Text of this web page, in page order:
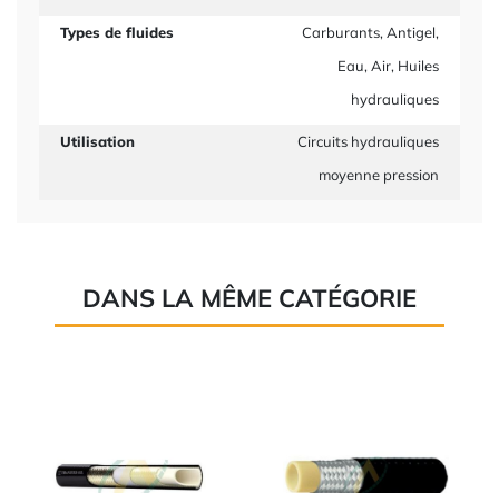
Types de fluides
Carburants, Antigel,
Eau, Air, Huiles
hydrauliques
Utilisation
Circuits hydrauliques
moyenne pression
DANS LA MÊME CATÉGORIE